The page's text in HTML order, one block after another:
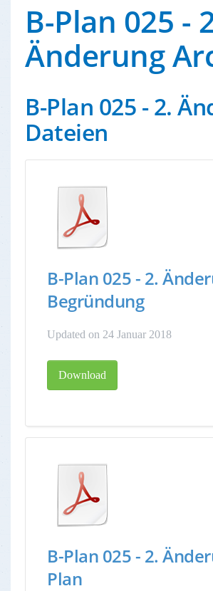
B-Plan 025 -
Änderung
B-Plan 025 - 2.
Dateien
B-Plan 025 - 2.
Begründung
Updated on 24 Januar 2018
Download
B-Plan 025 - 2.
Plan